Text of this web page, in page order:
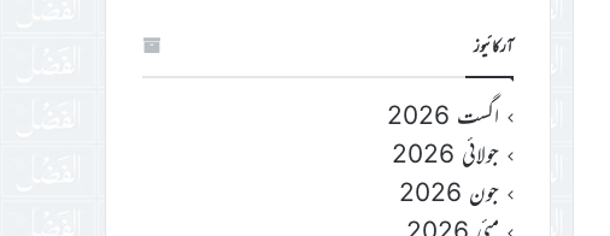
آرکائیوز
اگست 2026
جولائی 2026
جون 2026